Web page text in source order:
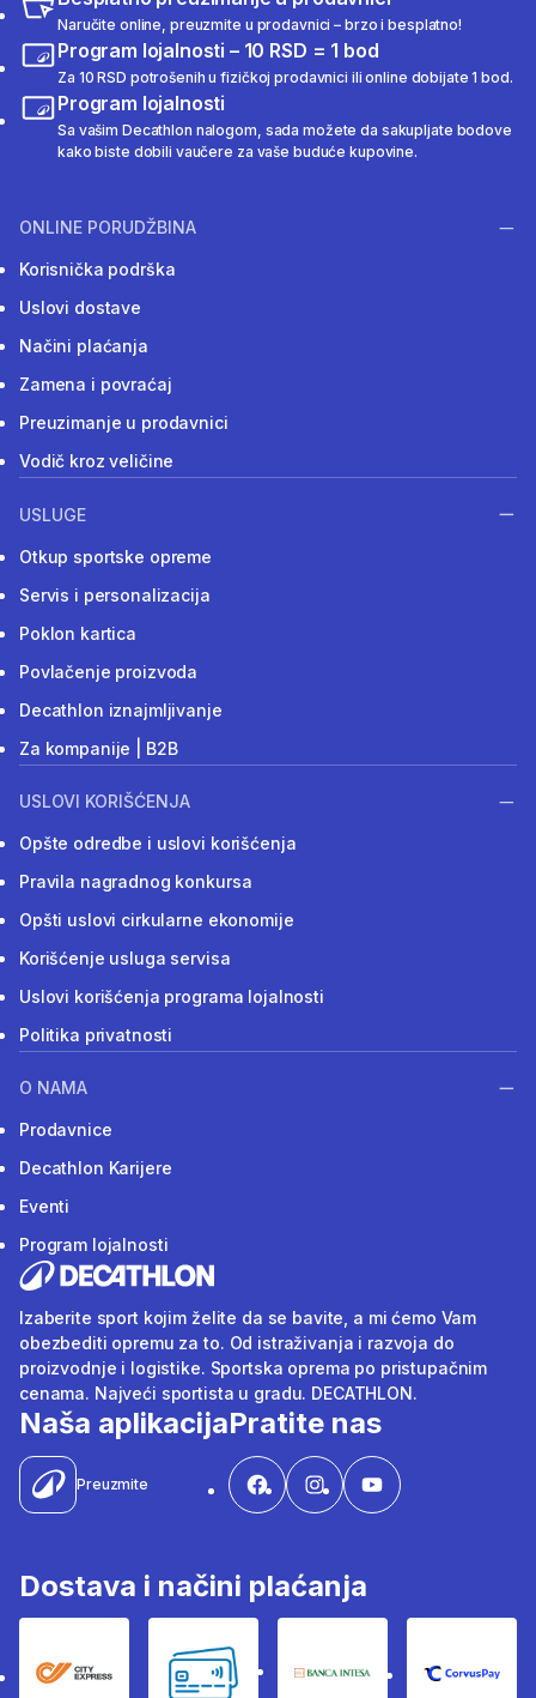
Naručite online, preuzmite u prodavnici – brzo i besplatno!
Program lojalnosti – 10 RSD = 1 bod
Za 10 RSD potrošenih u fizičkoj prodavnici ili online dobijate 1 bod.
Program lojalnosti
Sa vašim Decathlon nalogom, sada možete da sakupljate bodove
kako biste dobili vaučere za vaše buduće kupovine.
ONLINE PORUDŽBINA
Korisnička podrška
Uslovi dostave
Načini plaćanja
Zamena i povraćaj
Preuzimanje u prodavnici
Vodič kroz veličine
USLUGE
Otkup sportske opreme
Servis i personalizacija
Poklon kartica
Povlačenje proizvoda
Decathlon iznajmljivanje
Za kompanije | B2B
USLOVI KORIŠĆENJA
Opšte odredbe i uslovi korišćenja
Pravila nagradnog konkursa
Opšti uslovi cirkularne ekonomije
Korišćenje usluga servisa
Uslovi korišćenja programa lojalnosti
Politika privatnosti
O NAMA
Prodavnice
Decathlon Karijere
Eventi
Program lojalnosti
Izaberite sport kojim želite da se bavite, a mi ćemo Vam
obezbediti opremu za to. Od istraživanja i razvoja do
proizvodnje i logistike. Sportska oprema po pristupačnim
cenama. Najveći sportista u gradu. DECATHLON.
Naša aplikacija
Preuzmite
Pratite nas
Dostava i načini plaćanja
City Express Bankovne karticeBanka Intesa